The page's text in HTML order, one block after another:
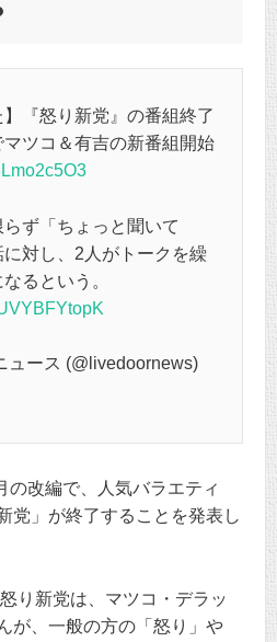
】『怒り新党』の番組終了
マツコ＆有吉の新番組開始
ず「ちょっと聞いて
に対し、2人がトークを繰
るという。
ース (@livedoornews)
の改編で、人気バラエティ
党」が終了することを発表し
り新党は、マツコ・デラッ
が、一般の方の「怒り」や